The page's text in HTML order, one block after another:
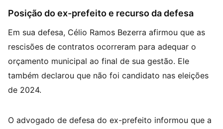
Posição do ex-prefeito e recurso da defesa
Em sua defesa, Célio Ramos Bezerra afirmou que as
rescisões de contratos ocorreram para adequar o
orçamento municipal ao final de sua gestão. Ele
também declarou que não foi candidato nas eleições
de 2024.
O advogado de defesa do ex-prefeito informou que a